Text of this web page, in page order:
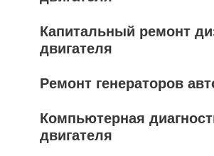
Капитальный ремонт
двигателя
Ремонт генераторов
Компьютерная
двигателя